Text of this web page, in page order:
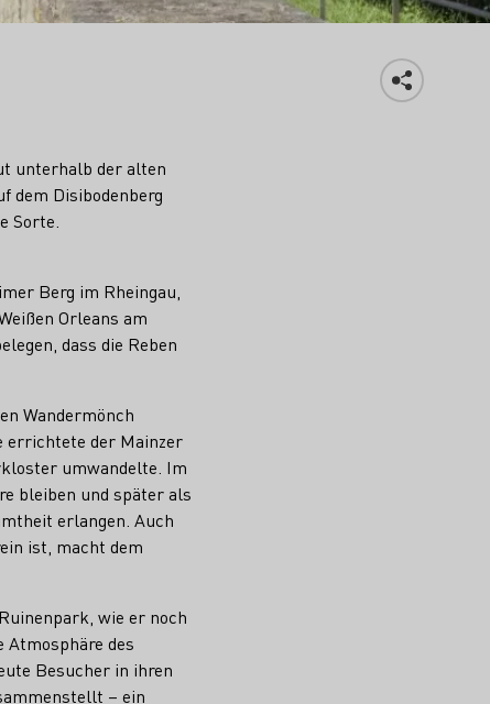
unterhalb der alten
dem Disibodenberg
Sorte.
Berg im Rheingau,
Orleans am
dass die Reben
Wandermönch
errichtete der Mainzer
umwandelte. Im
bleiben und später als
erlangen. Auch
ist, macht dem
wie er noch
Atmosphäre des
Besucher in ihren
– ein